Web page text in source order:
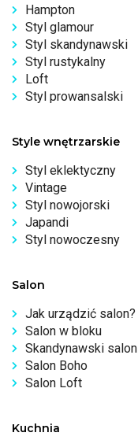
Hampton
Styl glamour
Styl skandynawski
Styl rustykalny
Loft
Styl prowansalski
Style wnętrzarskie
Styl eklektyczny
Vintage
Styl nowojorski
Japandi
Styl nowoczesny
Salon
Jak urządzić salon?
Salon w bloku
Skandynawski salon
Salon Boho
Salon Loft
Kuchnia